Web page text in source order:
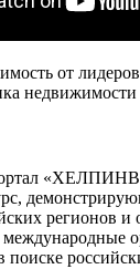
от
регионов и
поиске